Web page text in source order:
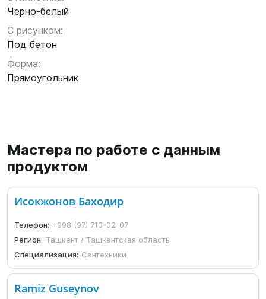
Черно-белый
С рисунком:
Под бетон
Форма:
Прямоугольник
Мастера по работе с данным
продуктом
Исокжонов Баходир
Телефон: +998 (97) 710-02-07
Регион: Ташкент / Ташкентская область
Специализация: Сантехники
Ramiz Guseynov